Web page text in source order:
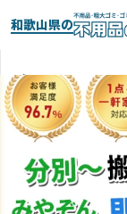
和歌山県の
メニュー
実績紹介
パックプラン